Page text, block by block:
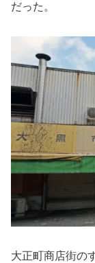
だった。
大正町商店街の